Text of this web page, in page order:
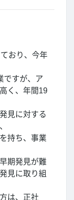
おり、今年
ですが、ア
く、年間19
見に対する
持ち、事業
期発見が難
見に取り組
は、正社